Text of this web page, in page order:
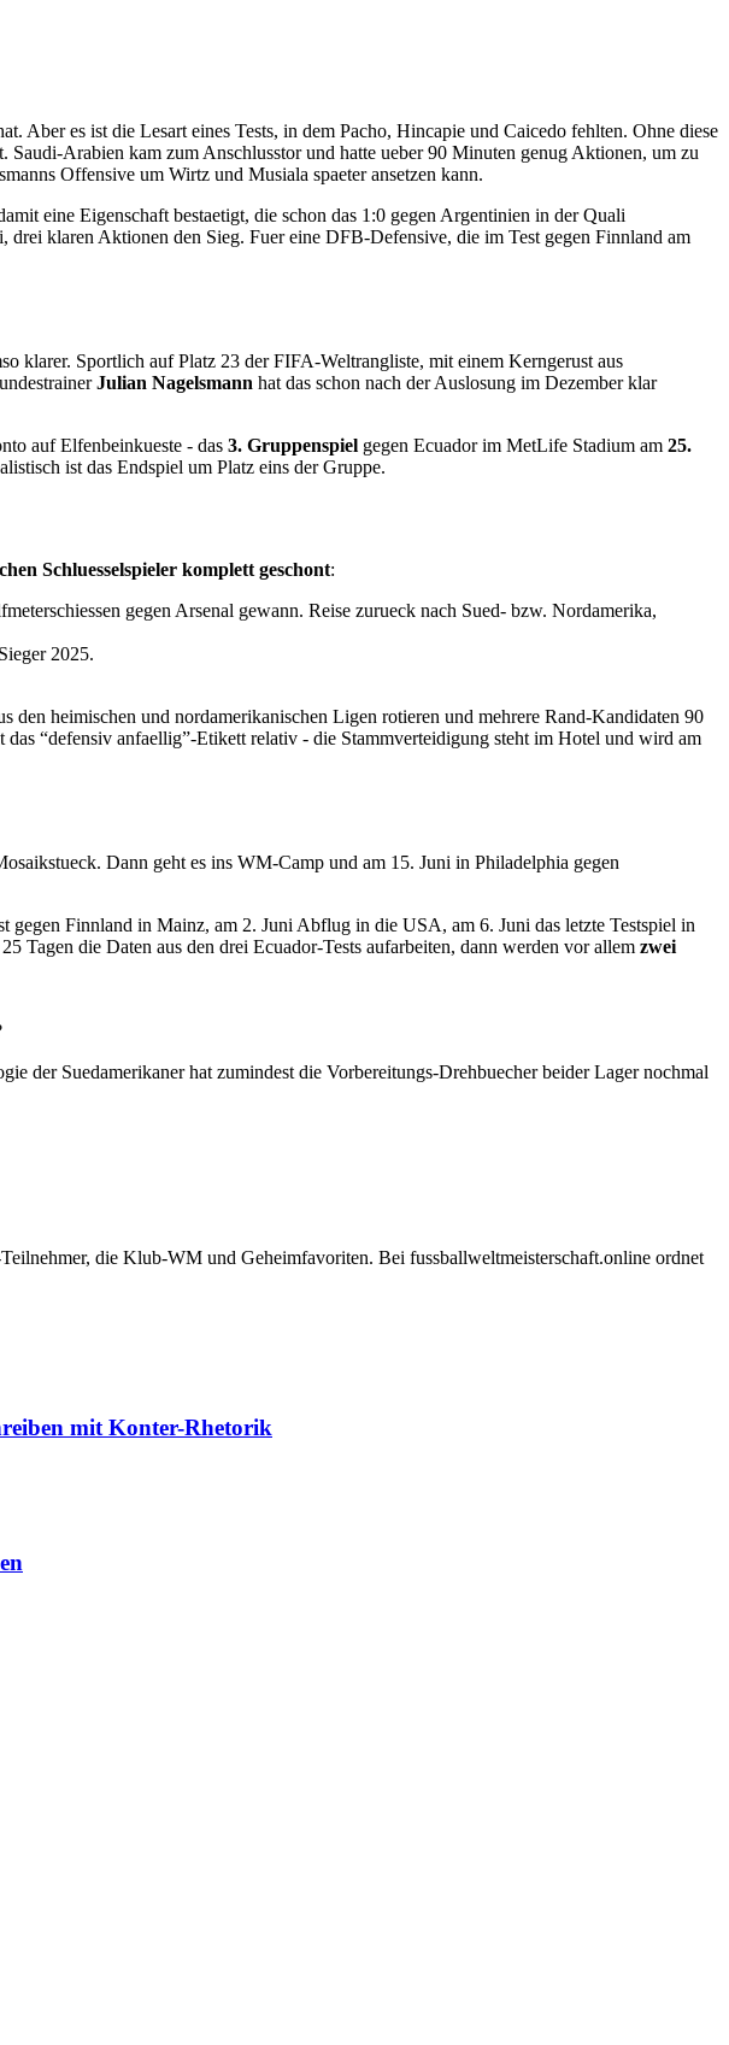
Aber es ist die Lesart eines Tests, in dem Pacho, Hincapie und Caicedo fehlten. Ohne diese
Saudi-Arabien kam zum Anschlusstor und hatte ueber 90 Minuten genug Aktionen, um zu
Offensive um Wirtz und Musiala spaeter ansetzen kann.
eine Eigenschaft bestaetigt, die schon das 1:0 gegen Argentinien in der Quali
drei klaren Aktionen den Sieg. Fuer eine DFB-Defensive, die im Test gegen Finnland am
klarer. Sportlich auf Platz 23 der FIFA-Weltrangliste, mit einem Kerngerust aus
Julian Nagelsmann hat das schon nach der Auslosung im Dezember klar
auf Elfenbeinkueste - das 3. Gruppenspiel gegen Ecuador im MetLife Stadium am 25.
ist das Endspiel um Platz eins der Gruppe.
Schluesselspieler komplett geschont:
gegen Arsenal gewann. Reise zurueck nach Sued- bzw. Nordamerika,
2025.
den heimischen und nordamerikanischen Ligen rotieren und mehrere Rand-Kandidaten 90
das “defensiv anfaellig”-Etikett relativ - die Stammverteidigung steht im Hotel und wird am
Dann geht es ins WM-Camp und am 15. Juni in Philadelphia gegen
Finnland in Mainz, am 2. Juni Abflug in die USA, am 6. Juni das letzte Testspiel in
Tagen die Daten aus den drei Ecuador-Tests aufarbeiten, dann werden vor allem zwei
der Suedamerikaner hat zumindest die Vorbereitungs-Drehbuecher beider Lager nochmal
die Klub-WM und Geheimfavoriten. Bei fussballweltmeisterschaft.online ordnet
mit Konter-Rhetorik